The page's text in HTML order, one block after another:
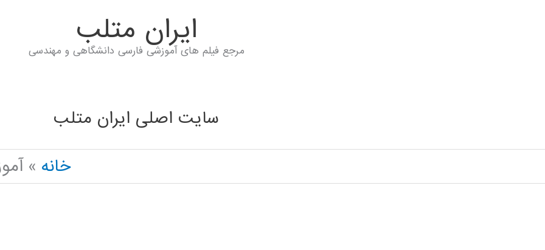
ايران متلب
مرجع فیلم های آموزشی فارسی دانشگاهی و مهندسی
سایت اصلی ایران متلب
خانه